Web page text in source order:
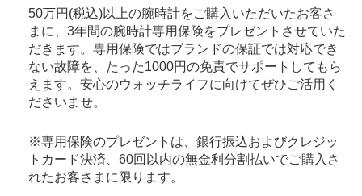
50万円(税込)以上の腕時計をご購入いただいたお客さ
まに、3年間の腕時計専用保険をプレゼントさせていた
だきます。専用保険ではブランドの保証では対応でき
ない故障を、たった1000円の免責でサポートしてもら
えます。安心のウォッチライフに向けてぜひご活用く
ださいませ。
※専用保険のプレゼントは、銀行振込およびクレジッ
トカード決済、60回以内の無金利分割払いでご購入さ
れたお客さまに限ります。